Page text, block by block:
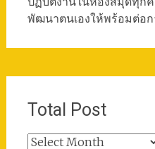
พัฒนาตนเองให้พร้อมต่อก
Total Post
Total